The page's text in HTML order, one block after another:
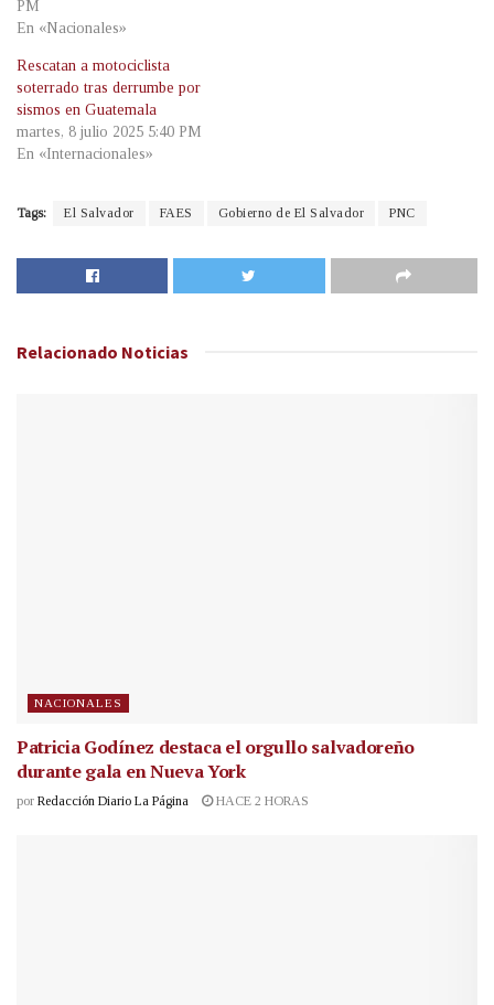
PM
En «Nacionales»
Rescatan a motociclista
soterrado tras derrumbe por
sismos en Guatemala
martes, 8 julio 2025 5:40 PM
En «Internacionales»
Tags: El Salvador FAES Gobierno de El Salvador PNC
Relacionado Noticias
NACIONALES
Patricia Godínez destaca el orgullo salvadoreño
durante gala en Nueva York
por Redacción Diario La Página HACE 2 HORAS